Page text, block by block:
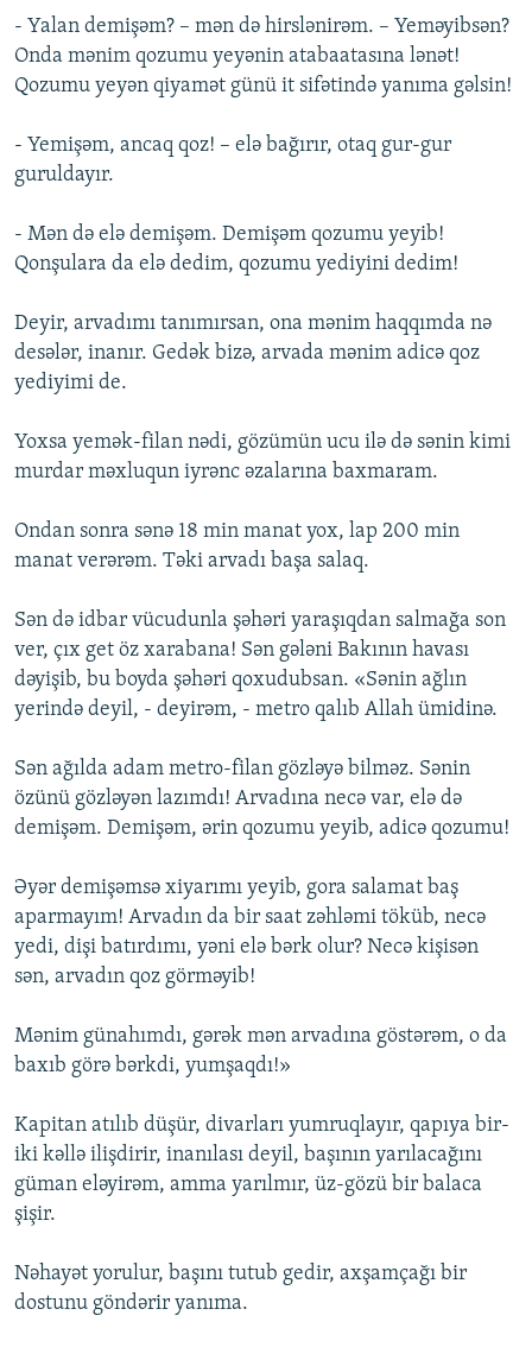
- Yalan demişəm? – mən də hirslənirəm. – Yeməyibsən?
Onda mənim qozumu yeyənin atabaatasına lənət!
Qozumu yeyən qiyamət günü it sifətində yanıma gəlsin!
- Yemişəm, ancaq qoz! – elə bağırır, otaq gur-gur
guruldayır.
- Mən də elə demişəm. Demişəm qozumu yeyib!
Qonşulara da elə dedim, qozumu yediyini dedim!
Deyir, arvadımı tanımırsan, ona mənim haqqımda nə
desələr, inanır. Gedək bizə, arvada mənim adicə qoz
yediyimi de.
Yoxsa yemək-filan nədi, gözümün ucu ilə də sənin kimi
murdar məxluqun iyrənc əzalarına baxmaram.
Ondan sonra sənə 18 min manat yox, lap 200 min
manat verərəm. Təki arvadı başa salaq.
Sən də idbar vücudunla şəhəri yaraşıqdan salmağa son
ver, çıx get öz xarabana! Sən gələni Bakının havası
dəyişib, bu boyda şəhəri qoxudubsan. «Sənin ağlın
yerində deyil, - deyirəm, - metro qalıb Allah ümidinə.
Sən ağılda adam metro-filan gözləyə bilməz. Sənin
özünü gözləyən lazımdı! Arvadına necə var, elə də
demişəm. Demişəm, ərin qozumu yeyib, adicə qozumu!
Əyər demişəmsə xiyarımı yeyib, gora salamat baş
aparmayım! Arvadın da bir saat zəhləmi töküb, necə
yedi, dişi batırdımı, yəni elə bərk olur? Necə kişisən
sən, arvadın qoz görməyib!
Mənim günahımdı, gərək mən arvadına göstərəm, o da
baxıb görə bərkdi, yumşaqdı!»
Kapitan atılıb düşür, divarları yumruqlayır, qapıya bir-
iki kəllə ilişdirir, inanılası deyil, başının yarılacağını
güman eləyirəm, amma yarılmır, üz-gözü bir balaca
şişir.
Nəhayət yorulur, başını tutub gedir, axşamçağı bir
dostunu göndərir yanıma.